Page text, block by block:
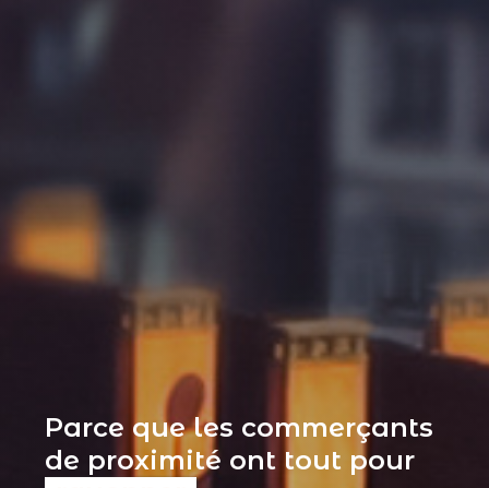
Parce que les commerçants
de proximité ont tout pour